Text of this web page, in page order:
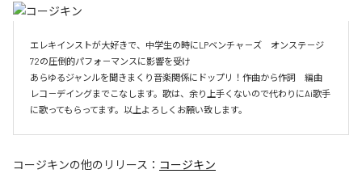
エレキインストが大好きで、中学生の時にLPベンチャ－ズ　オンステ－ジ
72の圧倒的パフォ－マンスに影響を受け
あらゆるジャンルを聞きまくり音楽関係にドップリ！作曲から作詞　編曲
レコ－デイングまでこなします。歌は、余り上手くないので代わりにAi歌手
に歌ってもらってます。以上よろしくお願い致します。
コージキンの他のリリース： コージキン